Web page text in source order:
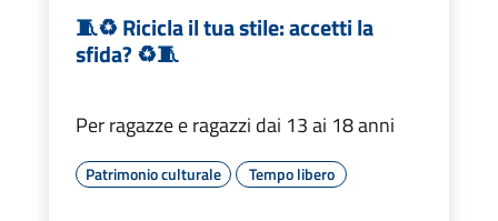
🧵♻️ Ricicla il tua stile: accetti la
sfida? ♻️🧵
Per ragazze e ragazzi dai 13 ai 18 anni
Patrimonio culturale Tempo libero